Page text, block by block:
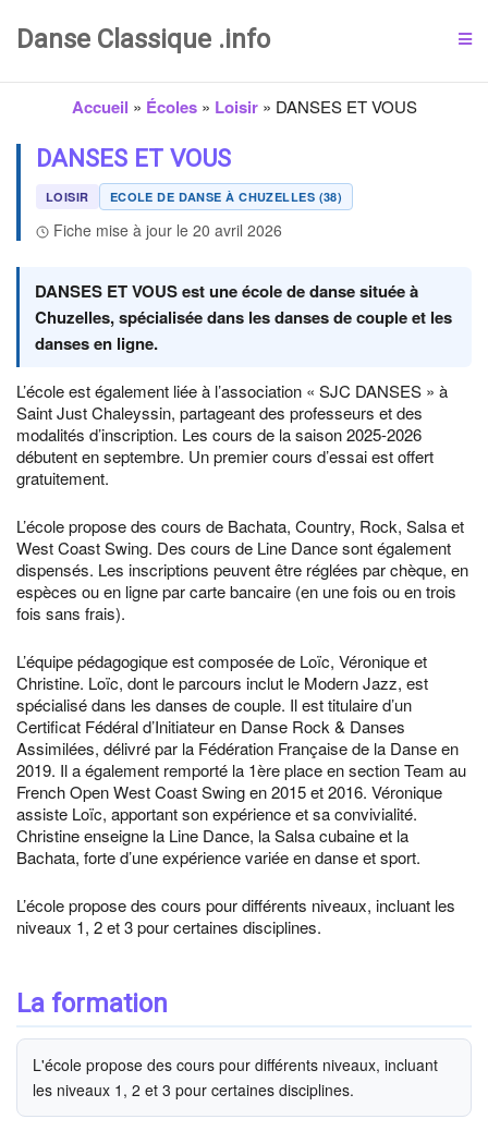
Danse Classique .info
Accueil » Écoles» Loisir» DANSES ET VOUS
DANSES ET VOUS
LOISIR ECOLE DE DANSE À CHUZELLES (38)
Fiche mise à jour le 20 avril 2026
DANSES ET VOUS est une école de danse située à
Chuzelles, spécialisée dans les danses de couple et les
danses en ligne.
L’école est également liée à l’association « SJC DANSES » à
Saint Just Chaleyssin, partageant des professeurs et des
modalités d’inscription. Les cours de la saison 2025-2026
débutent en septembre. Un premier cours d’essai est offert
gratuitement.
L’école propose des cours de Bachata, Country, Rock, Salsa et
West Coast Swing. Des cours de Line Dance sont également
dispensés. Les inscriptions peuvent être réglées par chèque, en
espèces ou en ligne par carte bancaire (en une fois ou en trois
fois sans frais).
L’équipe pédagogique est composée de Loïc, Véronique et
Christine. Loïc, dont le parcours inclut le Modern Jazz, est
spécialisé dans les danses de couple. Il est titulaire d’un
Certificat Fédéral d’Initiateur en Danse Rock & Danses
Assimilées, délivré par la Fédération Française de la Danse en
2019. Il a également remporté la 1ère place en section Team au
French Open West Coast Swing en 2015 et 2016. Véronique
assiste Loïc, apportant son expérience et sa convivialité.
Christine enseigne la Line Dance, la Salsa cubaine et la
Bachata, forte d’une expérience variée en danse et sport.
L’école propose des cours pour différents niveaux, incluant les
niveaux 1, 2 et 3 pour certaines disciplines.
La formation
L'école propose des cours pour différents niveaux, incluant
les niveaux 1, 2 et 3 pour certaines disciplines.